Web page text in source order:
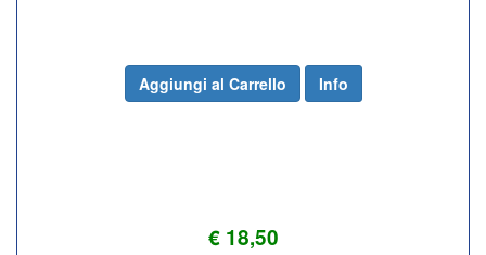
€ 18,50
Aggiungi al Carrello Info